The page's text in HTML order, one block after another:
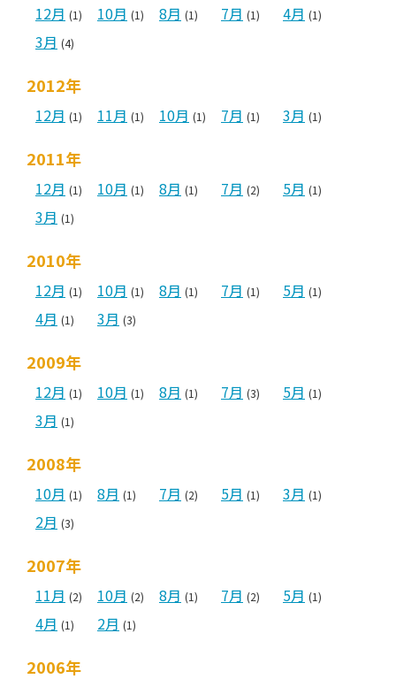
12月 (1) 10月 (1) 8月 (1) 7月 (1) 4月 (1)
3月 (4)
2012年
12月 (1) 11月 (1) 10月 (1) 7月 (1) 3月 (1)
2011年
12月 (1) 10月 (1) 8月 (1) 7月 (2) 5月 (1)
3月 (1)
2010年
12月 (1) 10月 (1) 8月 (1) 7月 (1) 5月 (1)
4月 (1) 3月 (3)
2009年
12月 (1) 10月 (1) 8月 (1) 7月 (3) 5月 (1)
3月 (1)
2008年
10月 (1) 8月 (1) 7月 (2) 5月 (1) 3月 (1)
2月 (3)
2007年
11月 (2) 10月 (2) 8月 (1) 7月 (2) 5月 (1)
4月 (1) 2月 (1)
2006年